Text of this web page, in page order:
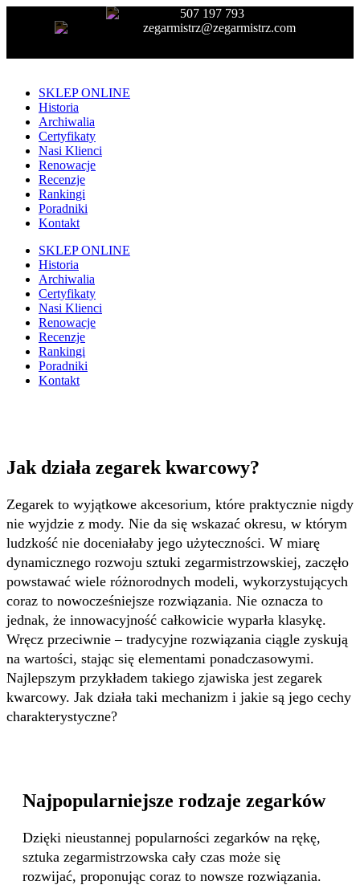
507 197 793
zegarmistrz@zegarmistrz.com
SKLEP ONLINE
Historia
Archiwalia
Certyfikaty
Nasi Klienci
Renowacje
Recenzje
Rankingi
Poradniki
Kontakt
SKLEP ONLINE
Historia
Archiwalia
Certyfikaty
Nasi Klienci
Renowacje
Recenzje
Rankingi
Poradniki
Kontakt
Jak działa zegarek kwarcowy?
Zegarek to wyjątkowe akcesorium, które praktycznie nigdy
nie wyjdzie z mody. Nie da się wskazać okresu, w którym
ludzkość nie doceniałaby jego użyteczności. W miarę
dynamicznego rozwoju sztuki zegarmistrzowskiej, zaczęło
powstawać wiele różnorodnych modeli, wykorzystujących
coraz to nowocześniejsze rozwiązania. Nie oznacza to
jednak, że innowacyjność całkowicie wyparła klasykę.
Wręcz przeciwnie – tradycyjne rozwiązania ciągle zyskują
na wartości, stając się elementami ponadczasowymi.
Najlepszym przykładem takiego zjawiska jest zegarek
kwarcowy. Jak działa taki mechanizm i jakie są jego cechy
charakterystyczne?
Najpopularniejsze rodzaje zegarków
Dzięki nieustannej popularności zegarków na rękę,
sztuka zegarmistrzowska cały czas może się
rozwijać, proponując coraz to nowsze rozwiązania.